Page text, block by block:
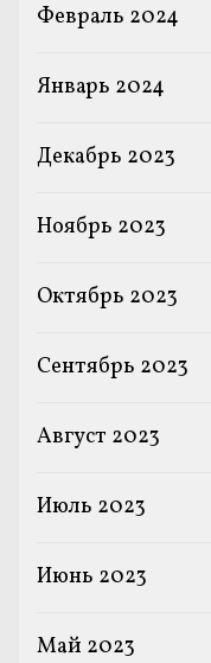
Февраль 2024
Январь 2024
Декабрь 2023
Ноябрь 2023
Октябрь 2023
Сентябрь 2023
Август 2023
Июль 2023
Июнь 2023
Май 2023